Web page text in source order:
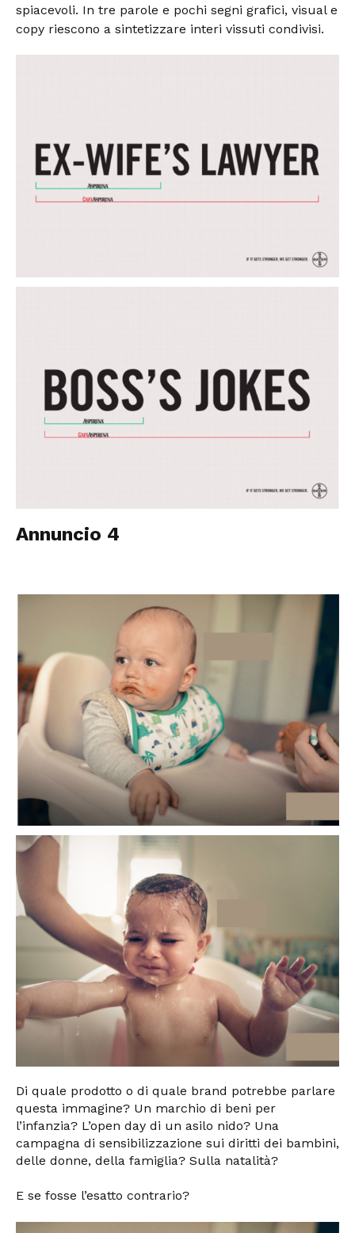
spiacevoli. In tre parole e pochi segni grafici, visual e
copy riescono a sintetizzare interi vissuti condivisi.
Annuncio 4
Di quale prodotto o di quale brand potrebbe parlare
questa immagine? Un marchio di beni per
l’infanzia? L’open day di un asilo nido? Una
campagna di sensibilizzazione sui diritti dei bambini,
delle donne, della famiglia? Sulla natalità?
E se fosse l’esatto contrario?